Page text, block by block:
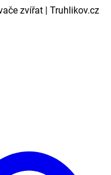
zvířat | Truhlikov.cz